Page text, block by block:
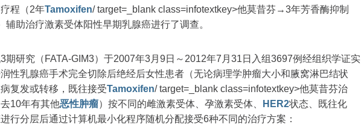
程（2年Tamoxifen/ target=_blank class=infotextkey>他莫昔芬→3年芳香酶抑制
辅助治疗激素受体阳性早期乳腺癌进行了调查。
研究（FATA-GIM3）于2007年3月9日～2012年7月31日入组3697例经组织学证实
性乳腺癌手术完全切除后绝经后女性患者（无论病理学肿瘤大小和腋窝淋巴结状
复发或转移，既往接受Tamoxifen/ target=_blank class=infotextkey>他莫昔芬治
10年有其他恶性肿瘤）按不同的雌激素受体、孕激素受体、 HER2状态、既往化
行分层后通过计算机最小化程序随机分配接受6种不同的治疗方案：